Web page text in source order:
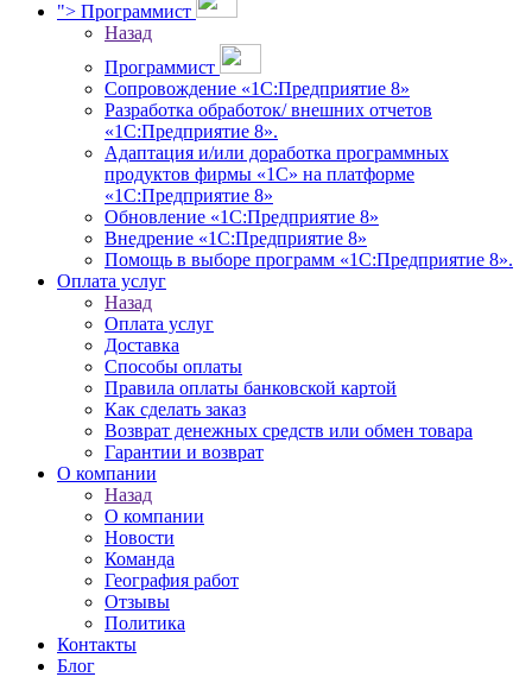
"> Программист
Назад
Программист
Сопровождение «1С:Предприятие 8»
Разработка обработок/ внешних отчетов
«1С:Предприятие 8».
Адаптация и/или доработка программных
продуктов фирмы «1С» на платформе
«1С:Предприятие 8»
Обновление «1С:Предприятие 8»
Внедрение «1С:Предприятие 8»
Помощь в выборе программ «1С:Предприятие 8».
Оплата услуг
Назад
Оплата услуг
Доставка
Способы оплаты
Правила оплаты банковской картой
Как сделать заказ
Возврат денежных средств или обмен товара
Гарантии и возврат
О компании
Назад
О компании
Новости
Команда
География работ
Отзывы
Политика
Контакты
Блог